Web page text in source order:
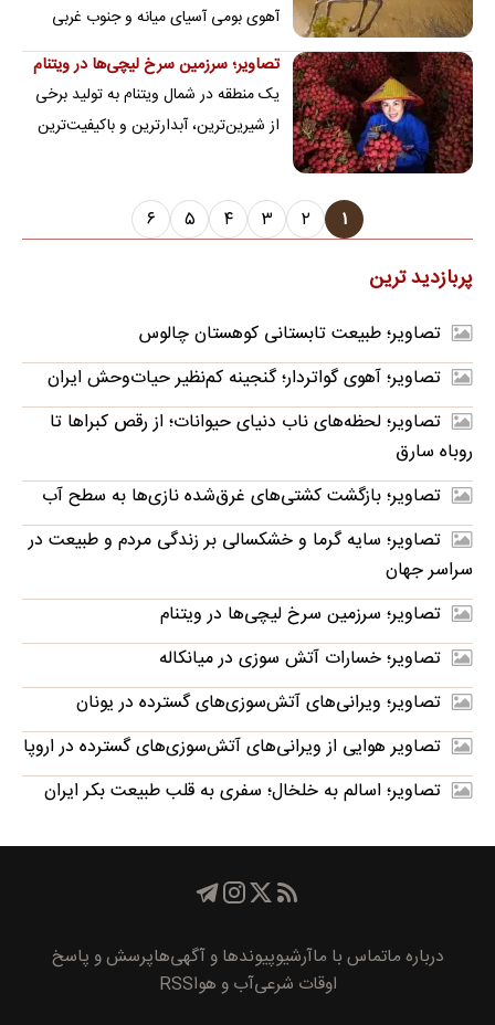
پربازدید ترین
تصاویر؛ طبیعت تابستانی کوهستان چالوس
تصاویر؛ آهوی گواتردار؛ گنجینه کم‌نظیر حیات‌وحش ایران
تصاویر؛ لحظه‌های ناب دنیای حیوانات؛ از رقص کبراها تا
روباه سارق
تصاویر؛ بازگشت کشتی‌های غرق‌شده نازی‌ها به سطح آب
تصاویر؛ سایه گرما و خشکسالی بر زندگی مردم و طبیعت در
سراسر جهان
تصاویر؛ سرزمین سرخ لیچی‌ها در ویتنام
تصاویر؛ خسارات آتش سوزی در میانکاله
تصاویر؛ ویرانی‌های آتش‌سوزی‌های گسترده در یونان
تصاویر هوایی از ویرانی‌های آتش‌سوزی‌های گسترده در اروپا
تصاویر؛ اسالم به خلخال؛ سفری به قلب طبیعت بکر ایران
آهوی بومی آسیای میانه و جنوب غربی
آسیاست. گونه‌ای است از تیره گاوان و
راسته…
تصاویر؛ سرزمین سرخ لیچی‌ها در ویتنام
یک منطقه در شمال ویتنام به تولید برخی
از شیرین‌ترین، آبدارترین و باکیفیت‌ترین
۱ ۲ ۳ ۴ ۵ ۶
درباره ماتماس با ماآرشیوپیوند‌ها و آگهی‌هاپرسش و پاسخ
اوقات شرعیآب و هواRSS